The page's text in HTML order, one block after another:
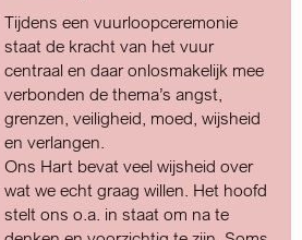
Tijdens een vuurloopceremonie
staat de kracht van het vuur
centraal en daar onlosmakelijk mee
verbonden de thema’s angst,
grenzen, veiligheid, moed, wijsheid
en verlangen.
Ons Hart bevat veel wijsheid over
wat we echt graag willen. Het hoofd
stelt ons o.a. in staat om na te